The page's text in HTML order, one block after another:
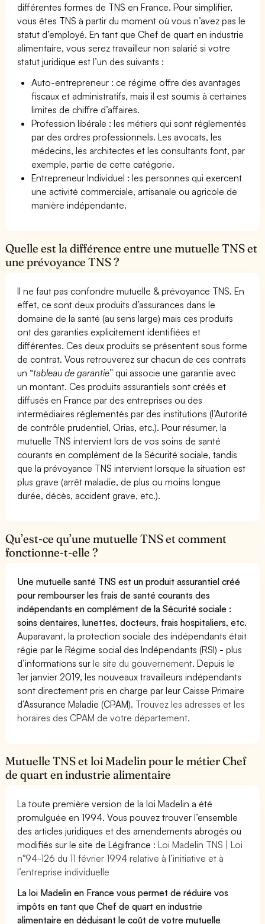
différentes formes de TNS en France. Pour simplifier,
vous êtes TNS à partir du moment où vous n’avez pas le
statut d’employé. En tant que Chef de quart en industrie
alimentaire, vous serez travailleur non salarié si votre
statut juridique est l’un des suivants :
Auto-entrepreneur : ce régime offre des avantages
fiscaux et administratifs, mais il est soumis à certaines
limites de chiffre d’affaires.
Profession libérale : les métiers qui sont réglementés
par des ordres professionnels. Les avocats, les
médecins, les architectes et les consultants font, par
exemple, partie de cette catégorie.
Entrepreneur Individuel : les personnes qui exercent
une activité commerciale, artisanale ou agricole de
manière indépendante.
Quelle est la différence entre une mutuelle TNS et
une prévoyance TNS ?
Il ne faut pas confondre mutuelle & prévoyance TNS. En
effet, ce sont deux produits d’assurances dans le
domaine de la santé (au sens large) mais ces produits
ont des garanties explicitement identifiées et
différentes. Ces deux produits se présentent sous forme
de contrat. Vous retrouverez sur chacun de ces contrats
un “tableau de garantie” qui associe une garantie avec
un montant. Ces produits assurantiels sont créés et
diffusés en France par des entreprises ou des
intermédiaires réglementés par des institutions (l’Autorité
de contrôle prudentiel, Orias, etc.). Pour résumer, la
mutuelle TNS intervient lors de vos soins de santé
courants en complément de la Sécurité sociale, tandis
que la prévoyance TNS intervient lorsque la situation est
plus grave (arrêt maladie, de plus ou moins longue
durée, décès, accident grave, etc.).
Qu’est-ce qu’une mutuelle TNS et comment
fonctionne-t-elle ?
Une mutuelle santé TNS est un produit assurantiel créé
pour rembourser les frais de santé courants des
indépendants en complément de la Sécurité sociale :
soins dentaires, lunettes, docteurs, frais hospitaliers, etc.
Auparavant, la protection sociale des indépendants était
régie par le Régime social des Indépendants (RSI) - plus
d’informations surle site du gouvernement. Depuis le
1er janvier 2019, les nouveaux travailleurs indépendants
sont directement pris en charge par leur Caisse Primaire
d’Assurance Maladie (CPAM). Trouvez les adresses et les
horaires des CPAM de votre département.
Mutuelle TNS et loi Madelin pour le métier Chef
de quart en industrie alimentaire
La toute première version de la loi Madelin a été
promulguée en 1994. Vous pouvez trouver l’ensemble
des articles juridiques et des amendements abrogés ou
modifiés sur le site de Légifrance :Loi Madelin TNS | Loi
n°94-126 du 11 février 1994 relative à l’initiative et à
l’entreprise individuelle
La loi Madelin en France vous permet de réduire vos
impôts en tant que Chef de quart en industrie
alimentaire en déduisant le coût de votre mutuelle